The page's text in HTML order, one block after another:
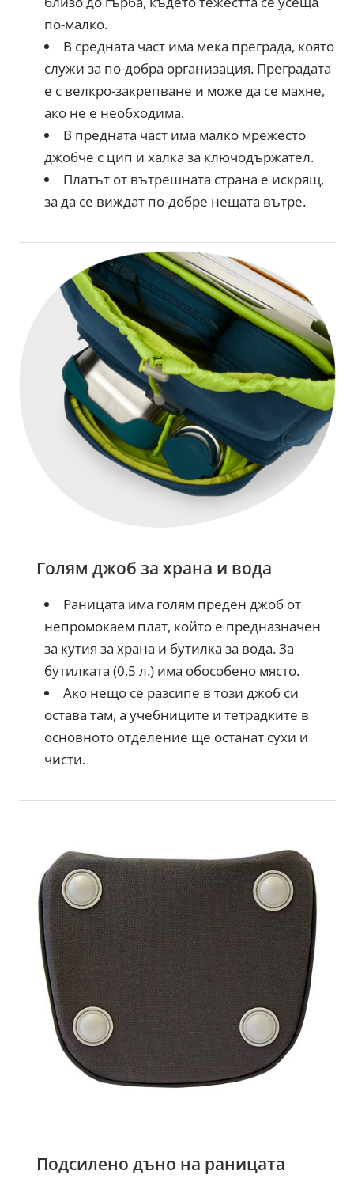
по-малко.
В средната част има мека преграда, която
служи за по-добра организация. Преградата
е с велкро-закрепване и може да се махне,
ако не е необходима.
В предната част има малко мрежесто
джобче с цип и халка за ключодържател.
Платът от вътрешната страна е искрящ,
за да се виждат по-добре нещата вътре.
Голям джоб за храна и вода
Раницата има голям преден джоб от
непромокаем плат, който е предназначен
за кутия за храна и бутилка за вода. За
бутилката (0,5 л.) има обособено място.
Ако нещо се разсипе в този джоб си
остава там, а учебниците и тетрадките в
основното отделение ще останат сухи и
чисти.
Подсилено дъно на раницата